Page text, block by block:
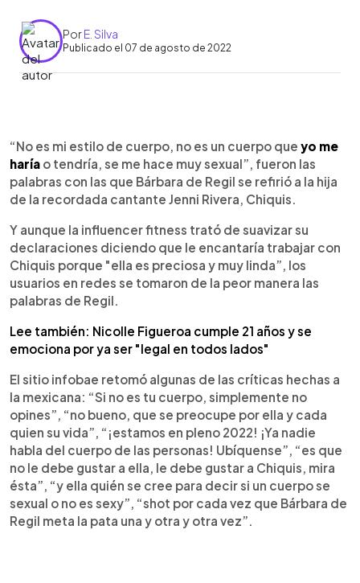
PorE. Silva
Publicado el 07 de agosto de 2022
Escuchar artículo
“No es mi estilo de cuerpo, no es un cuerpo que yo me
haría o tendría, se me hace muy sexual”, fueron las
palabras con las que Bárbara de Regil se refirió a la hija
de la recordada cantante Jenni Rivera, Chiquis.
Y aunque la influencer fitness trató de suavizar su
declaraciones diciendo que le encantaría trabajar con
Chiquis porque "ella es preciosa y muy linda”, los
usuarios en redes se tomaron de la peor manera las
palabras de Regil.
Lee también: Nicolle Figueroa cumple 21 años y se
emociona por ya ser "legal en todos lados"
El sitio infobae retomó algunas de las críticas hechas a
la mexicana: “Si no es tu cuerpo, simplemente no
opines”, “no bueno, que se preocupe por ella y cada
quien su vida”, “¡estamos en pleno 2022! ¡Ya nadie
habla del cuerpo de las personas! Ubíquense”, “es que
no le debe gustar a ella, le debe gustar a Chiquis, mira
ésta”, “y ella quién se cree para decir si un cuerpo se
sexual o no es sexy”, “shot por cada vez que Bárbara de
Regil meta la pata una y otra y otra vez”.